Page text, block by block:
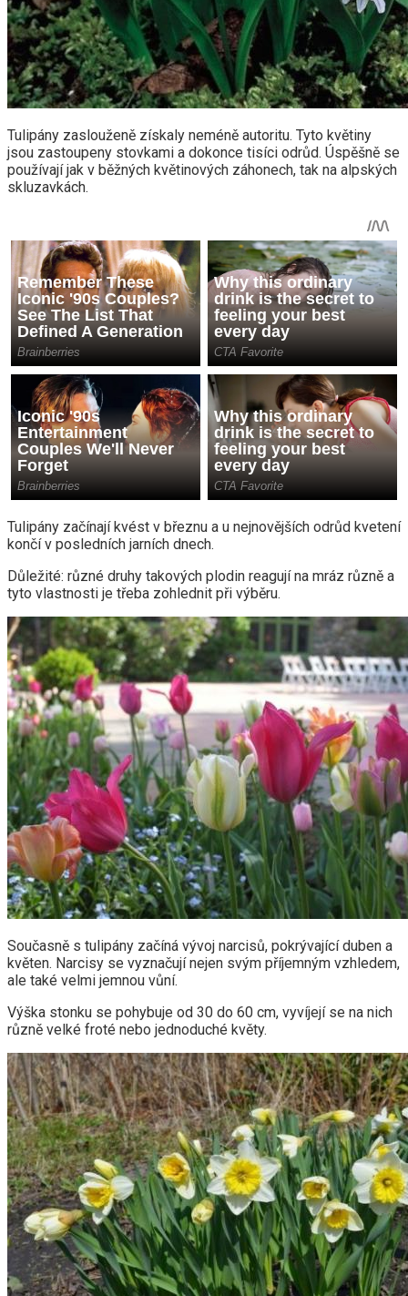
Tulipány zaslouženě získaly neméně autoritu. Tyto květiny
jsou zastoupeny stovkami a dokonce tisíci odrůd. Úspěšně se
používají jak v běžných květinových záhonech, tak na alpských
skluzavkách.
Tulipány začínají kvést v březnu a u nejnovějších odrůd kvetení
končí v posledních jarních dnech.
Důležité: různé druhy takových plodin reagují na mráz různě a
tyto vlastnosti je třeba zohlednit při výběru.
Současně s tulipány začíná vývoj narcisů, pokrývající duben a
květen. Narcisy se vyznačují nejen svým příjemným vzhledem,
ale také velmi jemnou vůní.
Výška stonku se pohybuje od 30 do 60 cm, vyvíjejí se na nich
různě velké froté nebo jednoduché květy.